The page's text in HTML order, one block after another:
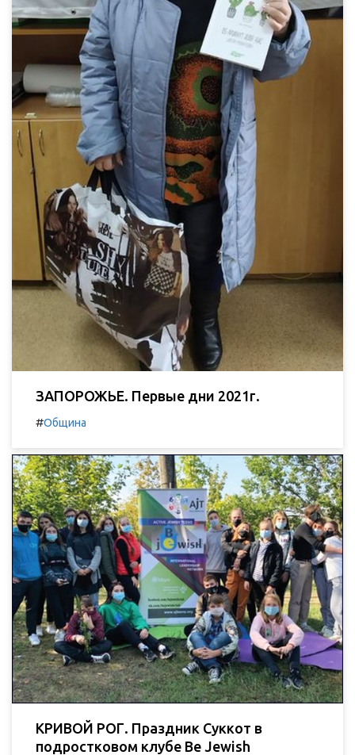
ЗАПОРОЖЬЕ. Первые дни 2021г.
#Община
КРИВОЙ РОГ. Праздник Суккот в
подростковом клубе Be Jewish